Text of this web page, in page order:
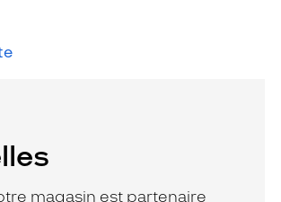
magasin est partenaire